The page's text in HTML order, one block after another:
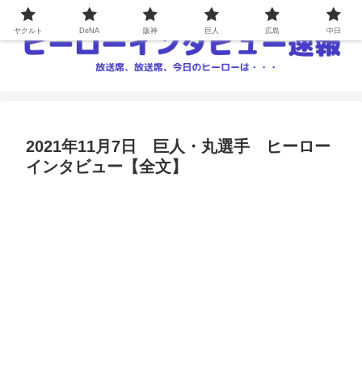
2021年11月7日 巨人・丸選手 ヒーロー
インタビュー【全文】
ヤクルト DeNA 阪神 巨人 広島 中日